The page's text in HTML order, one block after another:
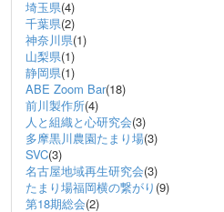
埼玉県(4)
千葉県(2)
神奈川県(1)
山梨県(1)
静岡県(1)
ABE Zoom Bar(18)
前川製作所(4)
人と組織と心研究会(3)
多摩黒川農園たまり場(3)
SVC(3)
名古屋地域再生研究会(3)
たまり場福岡横の繋がり (9)
第18期総会(2)